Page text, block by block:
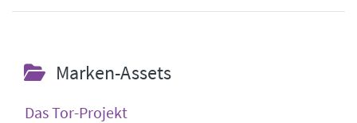
Marken-Assets
Das Tor-Projekt